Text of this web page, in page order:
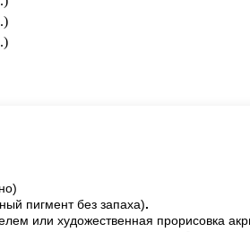
пигмент без запаха).
или художественная прорисовка